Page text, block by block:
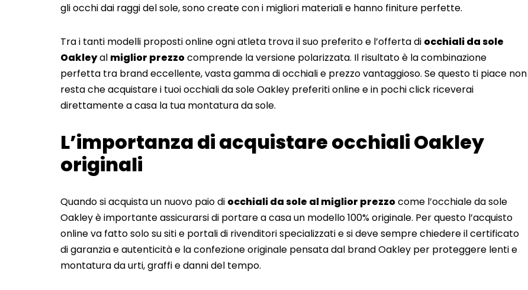
gli occhi dai raggi del sole, sono create con i migliori materiali e hanno finiture perfette.
Tra i tanti modelli proposti online ogni atleta trova il suo preferito e l’offerta di occhiali da sole
Oakleyal miglior prezzocomprende la versione polarizzata. Il risultato è la combinazione
perfetta tra brand eccellente, vasta gamma di occhiali e prezzo vantaggioso. Se questo ti piace non
resta che acquistare i tuoi occhiali da sole Oakley preferiti online e in pochi click riceverai
direttamente a casa la tua montatura da sole.
L’importanza di acquistare occhiali Oakley
originali
Quando si acquista un nuovo paio di occhiali da sole al miglior prezzocome l’occhiale da sole
Oakley è importante assicurarsi di portare a casa un modello 100% originale. Per questo l’acquisto
online va fatto solo su siti e portali di rivenditori specializzati e si deve sempre chiedere il certificato
di garanzia e autenticità e la confezione originale pensata dal brand Oakley per proteggere lenti e
montatura da urti, graffi e danni del tempo.